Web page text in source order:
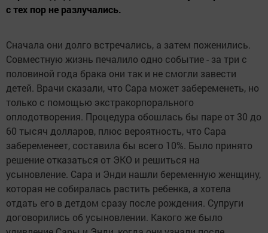
с тех пор не разлучались.
Сначала они долго встречались, а затем поженились.
Совместную жизнь печалило одно событие - за три с
половиной года брака они так и не смогли завести
детей. Врачи сказали, что Сара может забеременеть, но
только с помощью экстракорпорального
оплодотворения. Процедура обошлась бы паре от 30 до
60 тысяч долларов, плюс вероятность, что Сара
забеременеет, составила бы всего 10%. Было принято
решение отказаться от ЭКО и решиться на
усыновление. Сара и Энди нашли беременную женщину,
которая не собиралась растить ребенка, а хотела
отдать его в детдом сразу после рождения. Супруги
договорились об усыновлении. Какого же было